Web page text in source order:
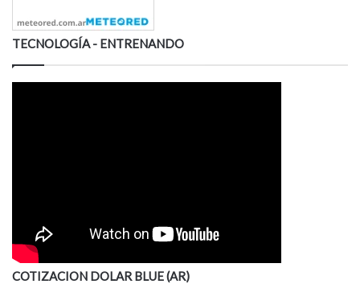
TECNOLOGÍA - ENTRENANDO
COTIZACION DOLAR BLUE (AR)